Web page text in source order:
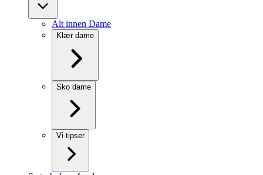
Alt innen Dame
Klær dame
Sko dame
Vi tipser